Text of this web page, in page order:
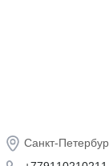
Санкт-